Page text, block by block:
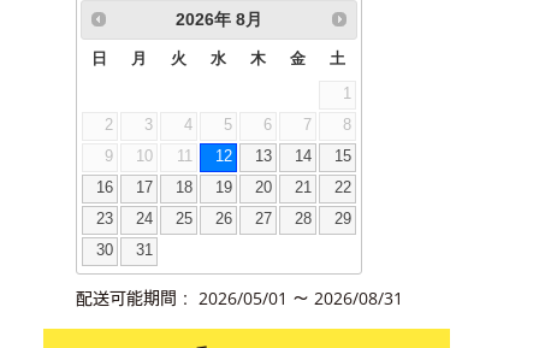
2026年 8月
日 月 火 水 木 金 土
1
2
3 4 5 6 7
8
9
10 11 12 13 14
15
16
17 18 19 20 21
22
23
24 25 26 27 28
29
30
31
配送可能期間： 2026/05/01 ～ 2026/08/31